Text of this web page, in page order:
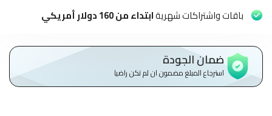
من
الشروط
والأحكام
باقات واشتراكات شهريةابتداء من 160 دولار أمريكي
ضمان الجودة
استرجاع المبلغ مضمون ان لم تكن راضيا